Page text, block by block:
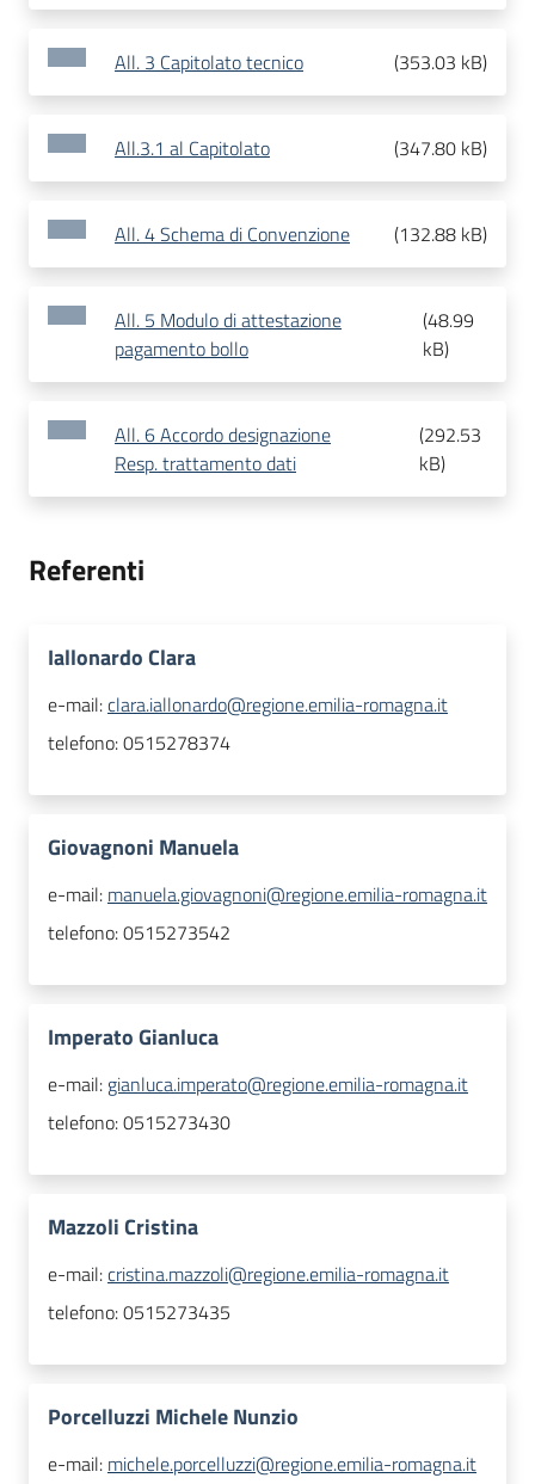
All. 3 Capitolato tecnico (353.03 kB)
All.3.1 al Capitolato (347.80 kB)
All. 4 Schema di Convenzione (132.88 kB)
All. 5 Modulo di attestazione
pagamento bollo
(48.99
kB)
All. 6 Accordo designazione
Resp. trattamento dati
(292.53
kB)
Referenti
Iallonardo Clara
e-mail:clara.iallonardo@regione.emilia-romagna.it
telefono:0515278374
Giovagnoni Manuela
e-mail: manuela.giovagnoni@regione.emilia-romagna.it
telefono:0515273542
Imperato Gianluca
e-mail: gianluca.imperato@regione.emilia-romagna.it
telefono:0515273430
Mazzoli Cristina
e-mail:cristina.mazzoli@regione.emilia-romagna.it
telefono:0515273435
Porcelluzzi Michele Nunzio
e-mail: michele.porcelluzzi@regione.emilia-romagna.it